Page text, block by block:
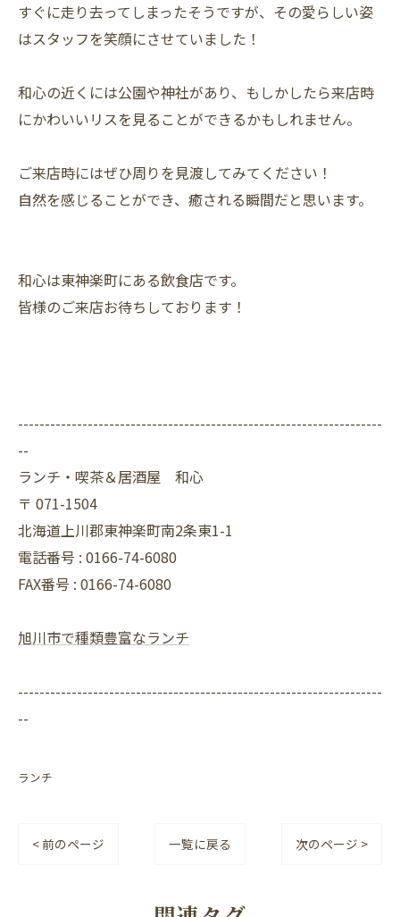
すぐに走り去ってしまったそうですが、その愛らしい姿
はスタッフを笑顔にさせていました！
和心の近くには公園や神社があり、もしかしたら来店時
にかわいいリスを見ることができるかもしれません。
ご来店時にはぜひ周りを見渡してみてください！
自然を感じることができ、癒される瞬間だと思います。
和心は東神楽町にある飲食店です。
皆様のご来店お待ちしております！
--------------------------------------------------------------------
--
ランチ・喫茶＆居酒屋 和心
〒 071-1504
北海道上川郡東神楽町南2条東1-1
電話番号 : 0166-74-6080
FAX番号 : 0166-74-6080
旭川市で種類豊富なランチ
--------------------------------------------------------------------
--
ランチ
< 前のページ 一覧に戻る 次のページ >